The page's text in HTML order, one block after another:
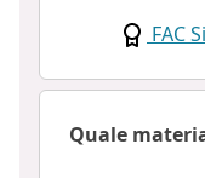
FAC
Quale